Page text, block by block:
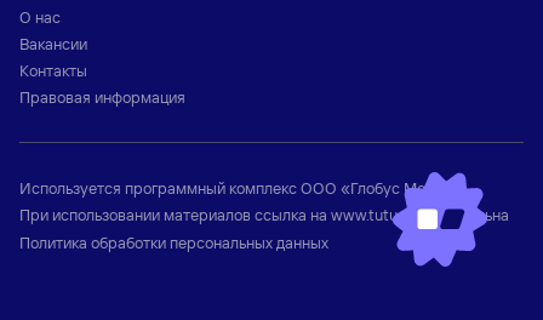
О нас
Вакансии
Контакты
Правовая информация
Используется программный комплексООО «Глобус Медиа»
При использовании материалов ссылка на www.tutu.ru обязательна
Политика обработки персональных данных